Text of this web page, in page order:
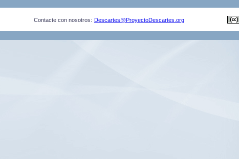
Contacte con nosotros: Descartes@ProyectoDescartes.org